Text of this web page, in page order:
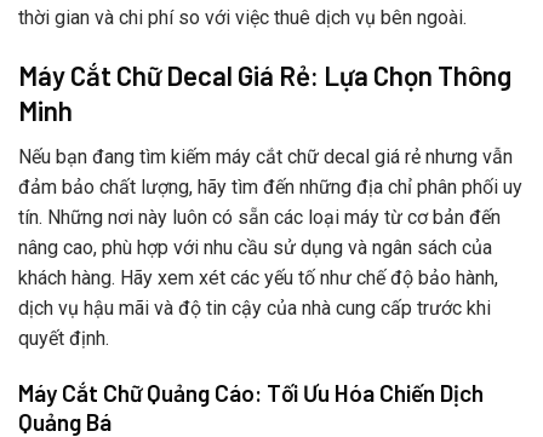
thời gian và chi phí so với việc thuê dịch vụ bên ngoài.
Máy Cắt Chữ Decal Giá Rẻ: Lựa Chọn Thông
Minh
Nếu bạn đang tìm kiếm máy cắt chữ decal giá rẻ nhưng vẫn
đảm bảo chất lượng, hãy tìm đến những địa chỉ phân phối uy
tín. Những nơi này luôn có sẵn các loại máy từ cơ bản đến
nâng cao, phù hợp với nhu cầu sử dụng và ngân sách của
khách hàng. Hãy xem xét các yếu tố như chế độ bảo hành,
dịch vụ hậu mãi và độ tin cậy của nhà cung cấp trước khi
quyết định.
Máy Cắt Chữ Quảng Cáo: Tối Ưu Hóa Chiến Dịch
Quảng Bá